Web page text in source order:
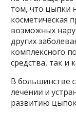
том, что цыпки
косметическая
возможных
других
комплексного
средства, так и
В большинстве
лечении и
развитию